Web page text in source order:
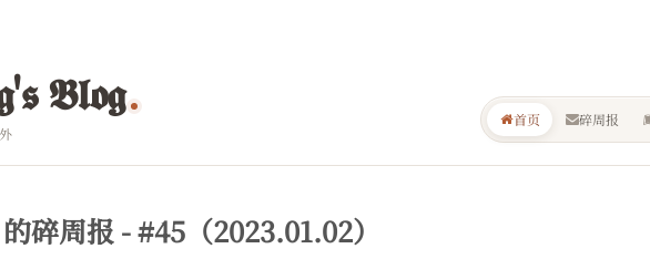
𝕭𝖑𝖔𝖌 首页 碎周报
碎周报 - #45（2023.01.02）